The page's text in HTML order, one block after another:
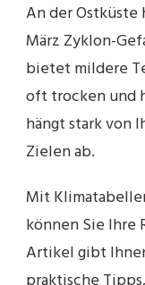
An der Ostküste
März Zyklon-
bietet mildere
oft trocken und
hängt stark von
Zielen ab.
Mit
können Sie Ihre
Artikel gibt